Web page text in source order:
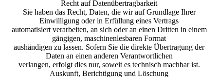
Recht auf Datenübertragbarkeit
Sie haben das Recht, Daten, die wir auf Grundlage Ihrer
Einwilligung oder in Erfüllung eines Vertrags
automatisiert verarbeiten, an sich oder an einen Dritten in einem
gängigen, maschinenlesbaren Format
aushändigen zu lassen. Sofern Sie die direkte Übertragung der
Daten an einen anderen Verantwortlichen
verlangen, erfolgt dies nur, soweit es technisch machbar ist.
Auskunft, Berichtigung und Löschung